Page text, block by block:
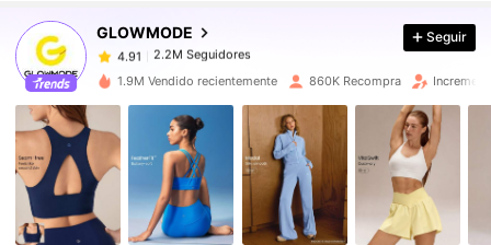
GLOWMODE
4.91
2.2M Seguidores
1***3
pagóHace 1 día
4.91 2.2M Seguidores
4.91 2.2M Seguidores
2.2M Seguidores
Seguir
1.9M Vendido recientemente 860K Recompra